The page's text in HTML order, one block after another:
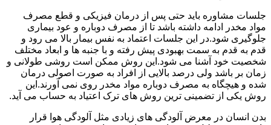
جلسات مشاوره باید حتی پس از درمان فیزیکی و قطع مصرف
مواد مخدر ادامه داشته باشد تا از مصرف دوباره و عود بیماری
جلوگیری شود.در این جلسات اعتماد به نفس بیمار بالا می رود و
قدم به قدم به سمت بهبودی پیش رفته و با جنبه ها و ابعاد مختلف
شخصیت خود آشنا می شود.این روش ممکن است روشی طولانی و
زمان بر باشد ولی درصد بالایی از افراد به صورت اصولی درمان
شده و هیچگاه به مصرف دوباره مواد مخدر روی نمی آورند.این
روش یکی از تضمینی ترین روش های ترک اعتیاد به حساب می آید.
بدن انسان در معرض آلودگی های زیادی مثل آلودگی هوا قرار